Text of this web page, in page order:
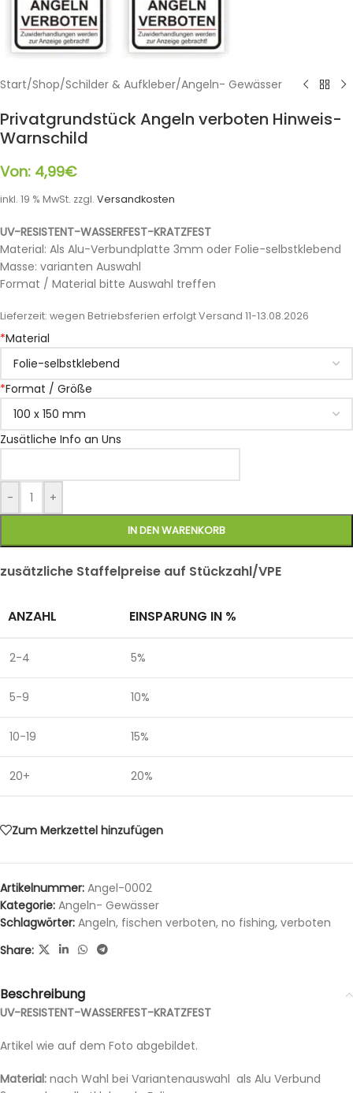
Start/Shop/Schilder & Aufkleber/Angeln- Gewässer
Privatgrundstück Angeln verboten Hinweis-
Warnschild
Von: 4,99€
inkl. 19 % MwSt. zzgl. Versandkosten
UV-RESISTENT-WASSERFEST-KRATZFEST
Material: Als Alu-Verbundplatte 3mm oder Folie-selbstklebend
Masse: varianten Auswahl
Format / Material bitte Auswahl treffen
Lieferzeit: wegen Betriebsferien erfolgt Versand 11-13.08.2026
*Material
*Format / Größe
Zusätliche Info an Uns
- +
IN DEN WARENKORB
zusätzliche Staffelpreise auf Stückzahl/VPE
ANZAHL EINSPARUNG IN %
2-4 5%
5-9 10%
10-19 15%
20+ 20%
Zum Merkzettel hinzufügen
Artikelnummer: Angel-0002
Kategorie: Angeln- Gewässer
Schlagwörter: Angeln, fischen verboten, no fishing, verboten
Share:
Beschreibung
UV-RESISTENT-WASSERFEST-KRATZFEST
Artikel wie auf dem Foto abgebildet.
Material: nach Wahl bei Variantenauswahl als Alu Verbund